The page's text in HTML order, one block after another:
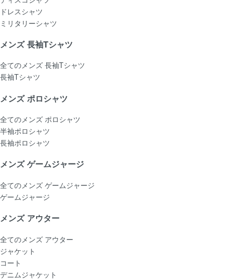
ドレスシャツ
ミリタリーシャツ
メンズ 長袖Tシャツ
全てのメンズ 長袖Tシャツ
長袖Tシャツ
メンズ ポロシャツ
全てのメンズ ポロシャツ
半袖ポロシャツ
長袖ポロシャツ
メンズ ゲームジャージ
全てのメンズ ゲームジャージ
ゲームジャージ
メンズ アウター
全てのメンズ アウター
ジャケット
コート
デニムジャケット